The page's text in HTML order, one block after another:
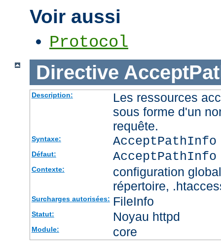
Voir aussi
Protocol
Directive
Description:
Les ressources
sous forme d'un
requête.
Syntaxe:
Défaut:
Contexte:
configuration
répertoire,
Surcharges autorisées: FileInfo
Statut: Noyau httpd
Module: core